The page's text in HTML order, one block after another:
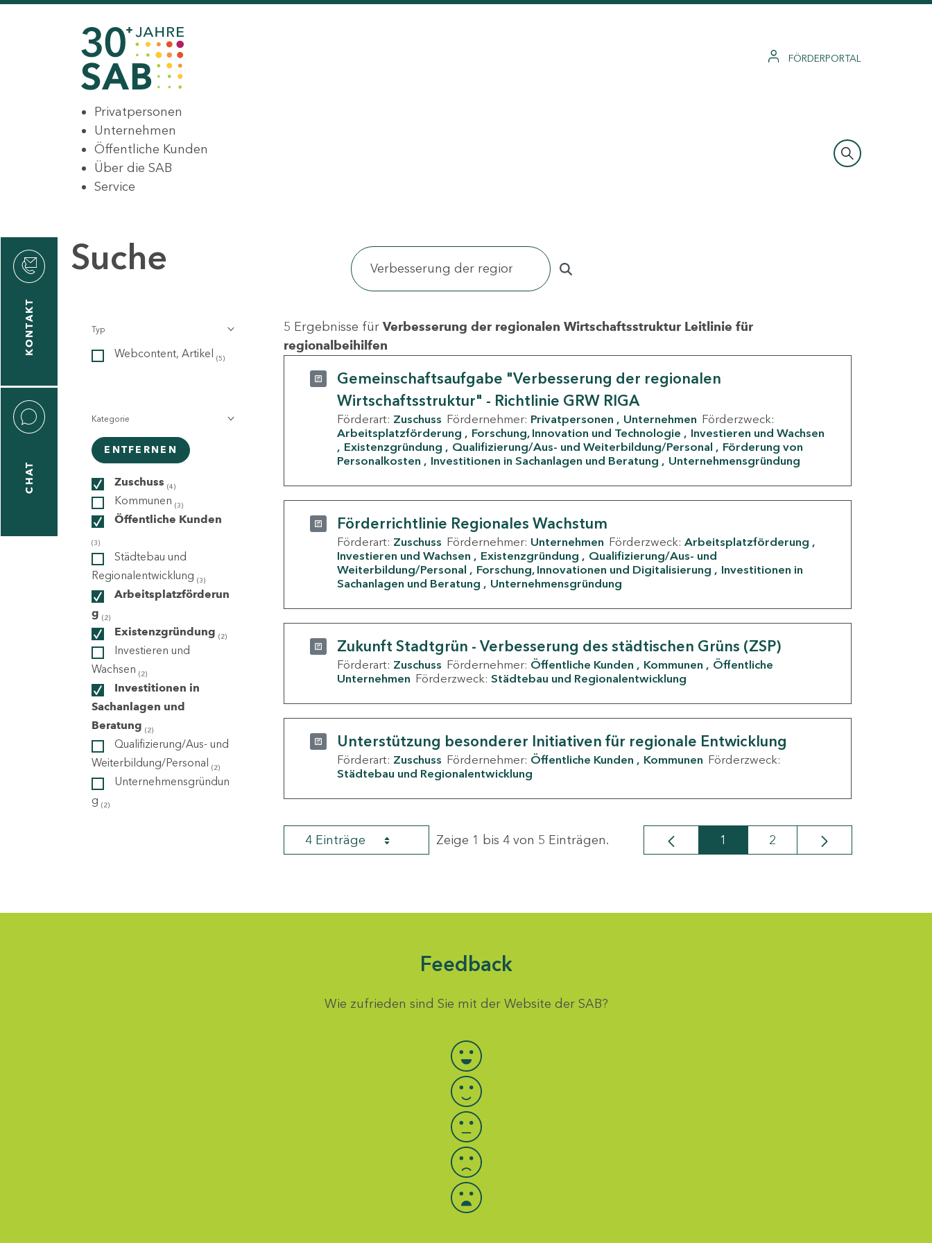
FÖRDERPORTAL
Privatpersonen
Unternehmen
Öffentliche Kunden
Über die SAB
Service
KONTAKT
CHAT
Suche
Typ
Webcontent, Artikel (5)
Kategorie
ENTFERNEN
Zuschuss (4)
Kommunen (3)
Öffentliche Kunden
(3)
Städtebau und
Regionalentwicklung (3)
Arbeitsplatzförderun
g (2)
Existenzgründung (2)
Investieren und
Wachsen (2)
Investitionen in
Sachanlagen und
Beratung (2)
Qualifizierung/Aus- und
Weiterbildung/Personal (2)
Unternehmensgründun
g (2)
5 Ergebnisse für Verbesserung der regionalen Wirtschaftsstruktur Leitlinie für
regionalbeihilfen
Gemeinschaftsaufgabe "Verbesserung der regionalen
Wirtschaftsstruktur" - Richtlinie GRW RIGA
Förderart: Zuschuss Fördernehmer: Privatpersonen Unternehmen Förderzweck:
Arbeitsplatzförderung
Forschung, Innovation und Technologie
Investieren und Wachsen
Existenzgründung
Qualifizierung/Aus- und Weiterbildung/Personal
Förderung von
Personalkosten
Investitionen in Sachanlagen und Beratung Unternehmensgründung
Förderrichtlinie Regionales Wachstum
Förderart: Zuschuss Fördernehmer: Unternehmen Förderzweck: Arbeitsplatzförderung
Investieren und Wachsen
Existenzgründung
Qualifizierung/Aus- und
Weiterbildung/Personal
Forschung, Innovationen und Digitalisierung
Investitionen in
Sachanlagen und Beratung
Unternehmensgründung
Zukunft Stadtgrün - Verbesserung des städtischen Grüns (ZSP)
Förderart: Zuschuss Fördernehmer: Öffentliche Kunden Kommunen
Öffentliche
Unternehmen Förderzweck: Städtebau und Regionalentwicklung
Unterstützung besonderer Initiativen für regionale Entwicklung
Förderart: Zuschuss Fördernehmer: Öffentliche Kunden Kommunen Förderzweck:
Städtebau und Regionalentwicklung
4 Einträge Zeige 1 bis 4 von 5 Einträgen. Seite
1 Seite
2
Feedback
Wie zufrieden sind Sie mit der Website der SAB?
Bewertung auswählen